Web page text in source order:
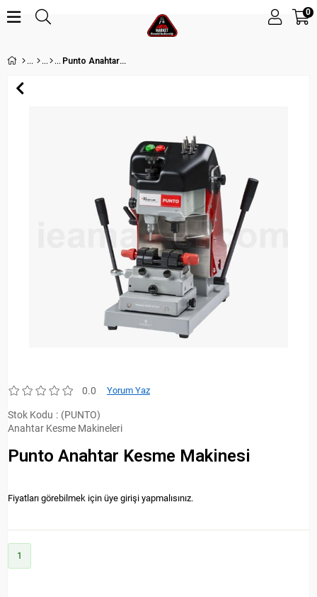
0
Punto Anahtar Kesme Makinesi
0.0 Yorum Yaz
Stok Kodu
(PUNTO)
Anahtar Kesme Makineleri
Punto Anahtar Kesme Makinesi
Fiyatları görebilmek için üye girişi yapmalısınız.
1